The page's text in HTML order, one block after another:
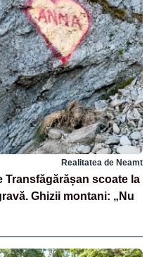
Realitatea de Neamt
Transfăgărășan scoate la
Ghizii montani: „Nu